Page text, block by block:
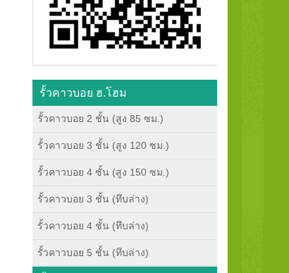
รั้วคาวบอย ฮ.โฮม
รั้วคาวบอย 2 ชั้น (สูง 85 ซม.)
รั้วคาวบอย 3 ชั้น (สูง 120 ซม.)
รั้วคาวบอย 4 ชั้น (สูง 150 ซม.)
รั้วคาวบอย 3 ชั้น (ทึบล่าง)
รั้วคาวบอย 4 ชั้น (ทึบล่าง)
รั้วคาวบอย 5 ชั้น (ทึบล่าง)